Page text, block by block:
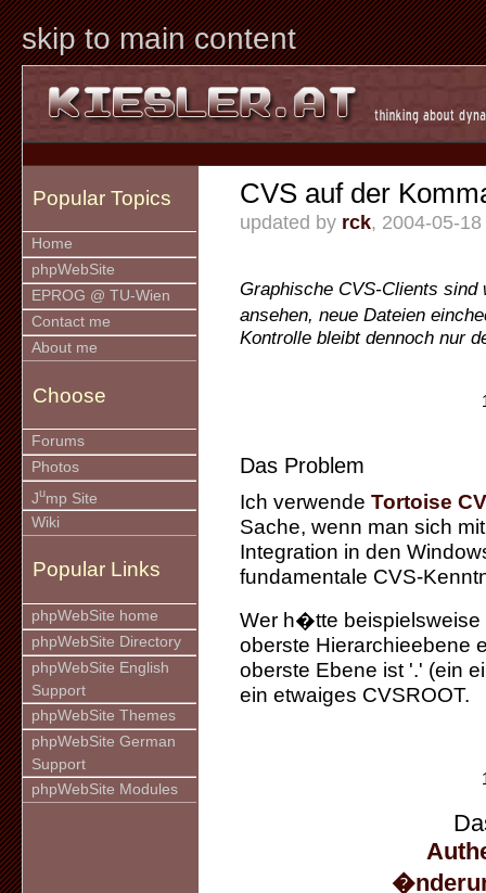
skip to main content
Popular Topics
Home
phpWebSite
EPROG @ TU-Wien
Contact me
About me
Choose
Forums
Photos
Jump Site
Wiki
Popular Links
phpWebSite home
phpWebSite Directory
phpWebSite English
Support
phpWebSite Themes
phpWebSite German
Support
phpWebSite Modules
CVS auf der
updated by rck, 2004-05-18
Graphische CVS-Clients
ansehen, neue Dateien
Kontrolle bleibt dennoch nur
Das Problem
Ich verwende Tortoise
Sache, wenn man sich
Integration in den
fundamentale CVS-
Wer h�tte
oberste Hierarchieebene
oberste Ebene ist '.' (ein
ein etwaiges CVSROOT.